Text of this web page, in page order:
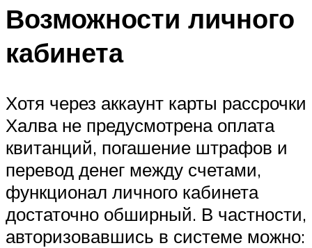
Возможности личного
кабинета
Хотя через аккаунт карты рассрочки
Халва не предусмотрена оплата
квитанций, погашение штрафов и
перевод денег между счетами,
функционал личного кабинета
достаточно обширный. В частности,
авторизовавшись в системе можно: